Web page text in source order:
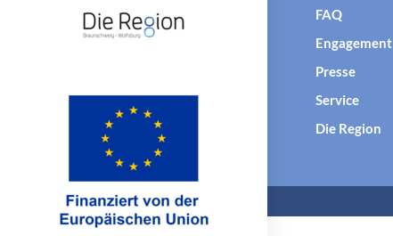
FAQ
Engagement
Presse
Service
Die Region